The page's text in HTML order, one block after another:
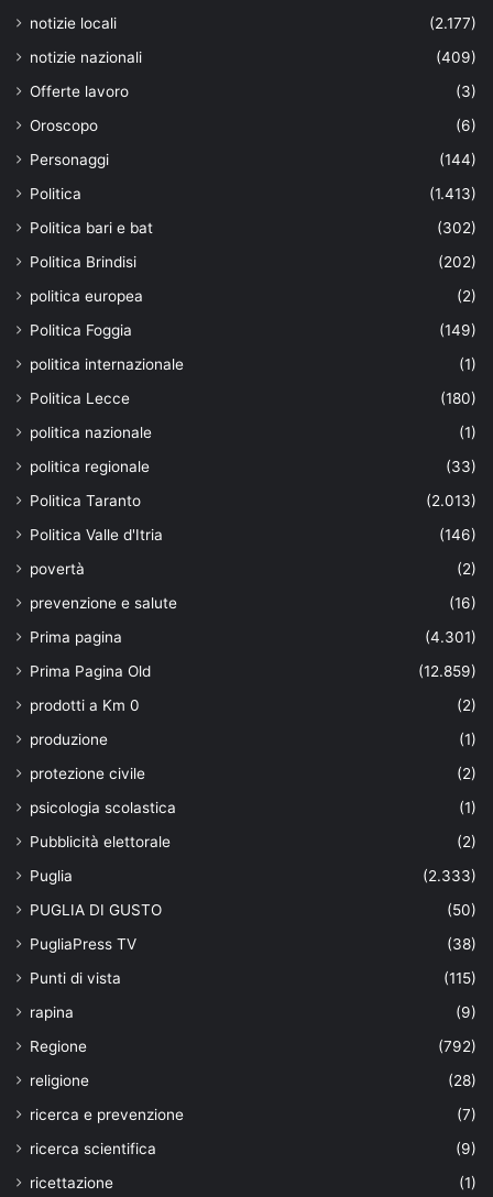
notizie locali
(2.177)
notizie nazionali
(409)
Offerte lavoro
(3)
Oroscopo
(6)
Personaggi
(144)
Politica
(1.413)
Politica bari e bat
(302)
Politica Brindisi
(202)
politica europea
(2)
Politica Foggia
(149)
politica internazionale
(1)
Politica Lecce
(180)
politica nazionale
(1)
politica regionale
(33)
Politica Taranto
(2.013)
Politica Valle d'Itria
(146)
povertà
(2)
prevenzione e salute
(16)
Prima pagina
(4.301)
Prima Pagina Old
(12.859)
prodotti a Km 0
(2)
produzione
(1)
protezione civile
(2)
psicologia scolastica
(1)
Pubblicità elettorale
(2)
Puglia
(2.333)
PUGLIA DI GUSTO
(50)
PugliaPress TV
(38)
Punti di vista
(115)
rapina
(9)
Regione
(792)
religione
(28)
ricerca e prevenzione
(7)
ricerca scientifica
(9)
ricettazione
(1)